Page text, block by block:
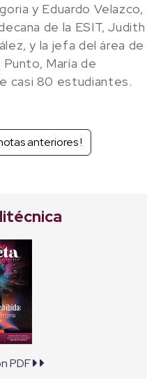
y Eduardo Velazco,
de la ESIT, Judith
y la jefa del área de
María de
casi 80 estudiantes.
anteriores !
PDF